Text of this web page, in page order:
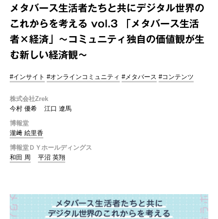
メタバース生活者たちと共にデジタル世界の
これからを考える vol.3 「メタバース生活
者×経済」～コミュニティ独自の価値観が生
む新しい経済観～
#インサイト #オンラインコミュニティ #メタバース #コンテンツ
株式会社Zrek
今村 優希
江口 遼馬
博報堂
瀧﨑 絵里香
博報堂ＤＹホールディングス
和田 周
平沼 英翔